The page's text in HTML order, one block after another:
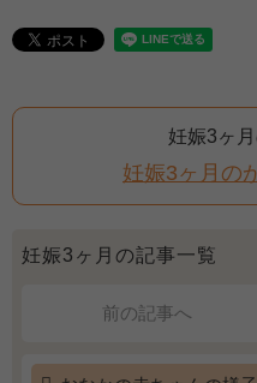
妊娠3ヶ
妊娠3ヶ月の
妊娠3ヶ月の記事一覧
前の記事へ